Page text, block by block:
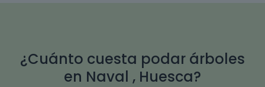
¿Cuánto cuesta podar árboles
en Naval , Huesca?